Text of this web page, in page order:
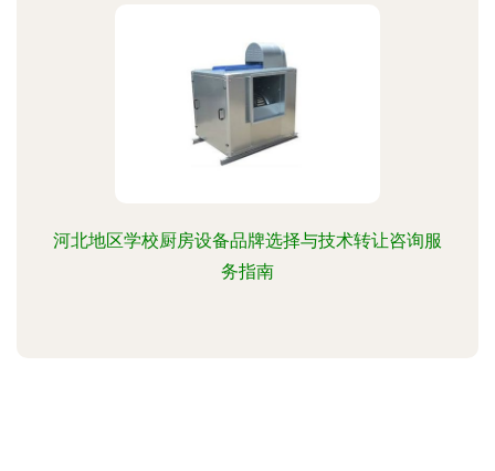
河北地区学校厨房设备品牌选择与技术转让咨询服
务指南